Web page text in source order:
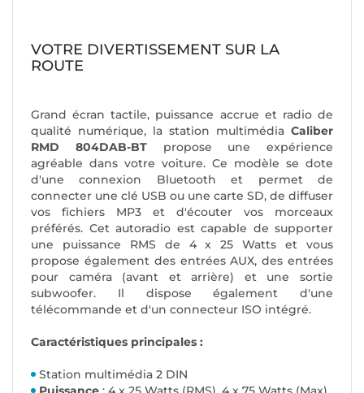
VOTRE DIVERTISSEMENT SUR LA
ROUTE
Grand écran tactile, puissance accrue et radio de
qualité numérique, la station multimédia Caliber
RMD 804DAB-BTpropose une expérience
agréable dans votre voiture. Ce modèle se dote
d'une connexion Bluetooth et permet de
connecter une clé USB ou une carte SD, de diffuser
vos fichiers MP3 et d'écouter vos morceaux
préférés. Cet autoradio est capable de supporter
une puissance RMS de 4 x 25 Watts et vous
propose également des entrées AUX, des entrées
pour caméra (avant et arrière) et une sortie
subwoofer. Il dispose également d'une
télécommande et d'un connecteur ISO intégré.
Caractéristiques principales :
Station multimédia 2 DIN